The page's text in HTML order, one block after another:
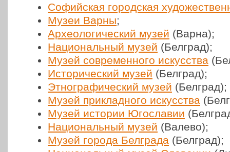
Софий­ская город­ская
Музеи Варны;
Архео­ло­ги­че­ский музей (Варна);
Наци­о­наль­ный музей (Белград);
Музей совре­мен­но­го искус­ства
Исто­ри­че­ский музей (Белград);
Этно­гра­фи­че­ский музей (Белград);
Музей при­клад­но­го искус­ства
Музей истории Юго­сла­вии
Наци­о­наль­ный музей (Валево);
Музей города Бел­гра­да (Белград);